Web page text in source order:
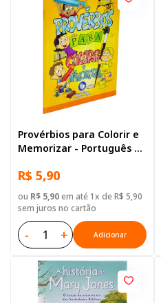
Provérbios para Colorir e
Memorizar - Português e
R$ 5,90
ou R$ 5,90em até 1x de R$ 5,90
sem juros no cartão
- + Adicionar